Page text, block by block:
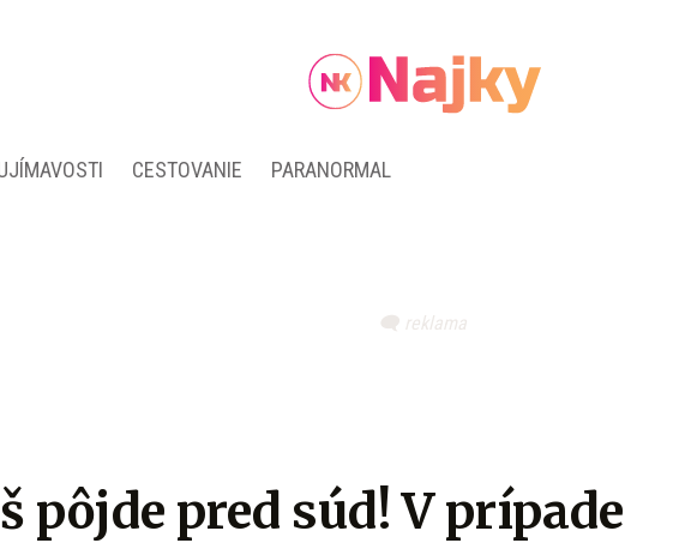
CESTOVANIE PARANORMAL
pôjde pred súd! V prípade